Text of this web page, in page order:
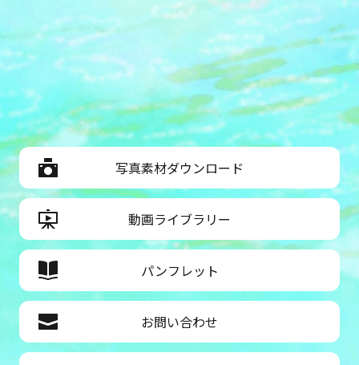
写真素材ダウンロード
動画ライブラリー
パンフレット
お問い合わせ